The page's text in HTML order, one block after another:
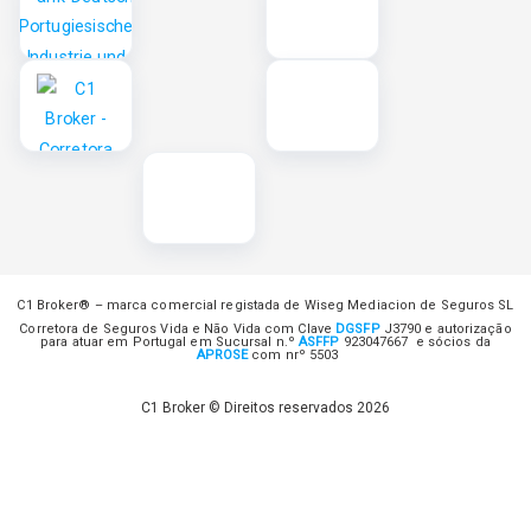
C1 Broker® – marca comercial registada de Wiseg Mediacion de Seguros SL
Corretora de Seguros Vida e Não Vida com Clave DGSFPJ3790 e autorização
para atuar em Portugal em Sucursal n.ºASFFP 923047667 e sócios da
APROSE com nrº 5503
C1 Broker © Direitos reservados 2026